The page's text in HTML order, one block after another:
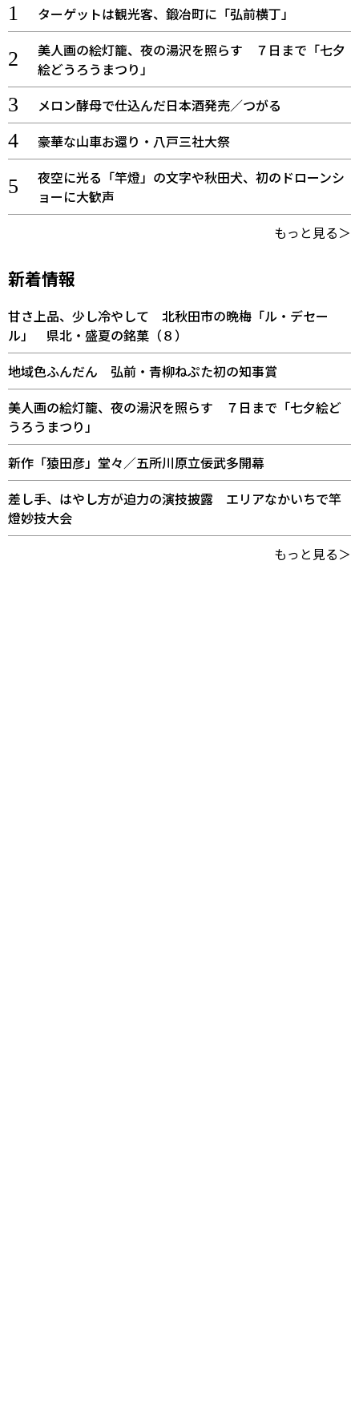
ターゲットは観光客、鍛冶町に「弘前横丁」
美人画の絵灯籠、夜の湯沢を照らす ７日まで「七夕
絵どうろうまつり」
メロン酵母で仕込んだ日本酒発売／つがる
豪華な山車お還り・八戸三社大祭
夜空に光る「竿燈」の文字や秋田犬、初のドローンシ
ョーに大歓声
もっと見る＞
新着情報
甘さ上品、少し冷やして 北秋田市の晩梅「ル・デセー
ル」 県北・盛夏の銘菓（８）
地域色ふんだん 弘前・青柳ねぷた初の知事賞
美人画の絵灯籠、夜の湯沢を照らす ７日まで「七夕絵ど
うろうまつり」
新作「猿田彦」堂々／五所川原立佞武多開幕
差し手、はやし方が迫力の演技披露 エリアなかいちで竿
燈妙技大会
もっと見る＞